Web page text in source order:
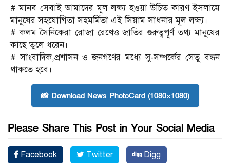
# মানব সেবাই আমাদের মূল লক্ষ্য হওয়া উচিত কারণ ইসলামে
মানুষের সহযোগিতা সহমর্মিতা এই সিয়াম সাধনার মূল লক্ষ্য।
# কলম সৈনিকেরা রোজা রেখেও জাতির গুরুত্বপূর্ণ তথ্য মানুষের
কাছে তুলে ধরেন।
# সাংবাদিক,প্রশাসন ও জনগণের মধ্যে সু-সম্পর্কের সেতু বন্ধন
থাকতে হবে।
📸 Download News PhotoCard (1080×1080)
Please Share This Post in Your Social Media
Facebook Twitter Digg